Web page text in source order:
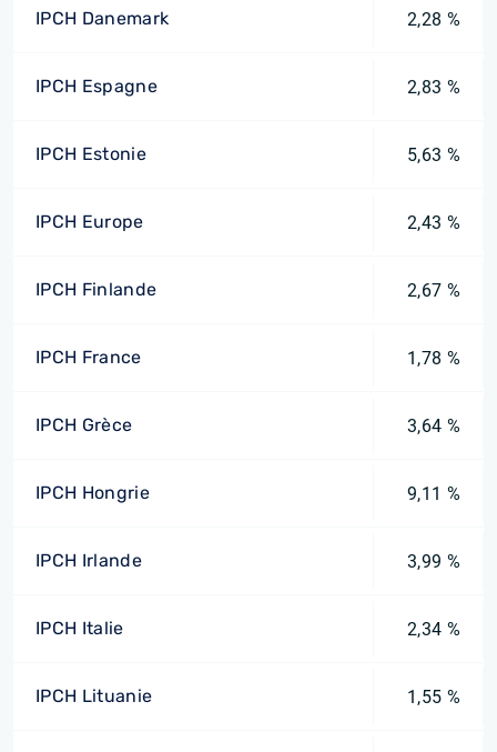
IPCH Danemark 2,28 %
IPCH Espagne 2,83 %
IPCH Estonie 5,63 %
IPCH Europe 2,43 %
IPCH Finlande 2,67 %
IPCH France 1,78 %
IPCH Grèce 3,64 %
IPCH Hongrie 9,11 %
IPCH Irlande 3,99 %
IPCH Italie 2,34 %
IPCH Lituanie 1,55 %